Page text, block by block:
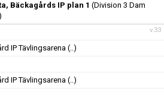
Bäckagårds IP plan 1 (Division 3 Dam
v.33
IP Tävlingsarena(..)
IP Tävlingsarena(..)